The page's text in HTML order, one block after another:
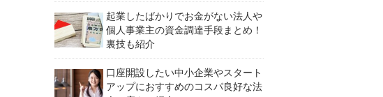
起業したばかりでお金がない法人や
個人事業主の資金調達手段まとめ！
裏技も紹介
口座開設したい中小企業やスタート
アップにおすすめのコスパ良好な法